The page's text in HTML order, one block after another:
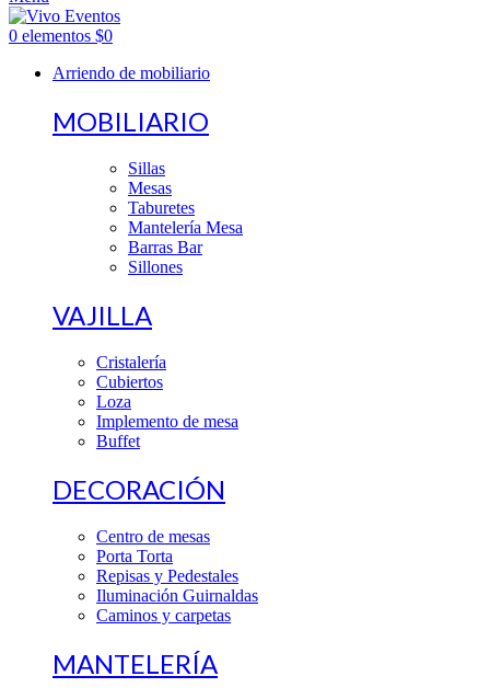
0 elementos $0
Arriendo de mobiliario
MOBILIARIO
Sillas
Mesas
Taburetes
Mantelería Mesa
Barras Bar
Sillones
VAJILLA
Cristalería
Cubiertos
Loza
Implemento de mesa
Buffet
DECORACIÓN
Centro de mesas
Porta Torta
Repisas y Pedestales
Iluminación Guirnaldas
Caminos y carpetas
MANTELERÍA